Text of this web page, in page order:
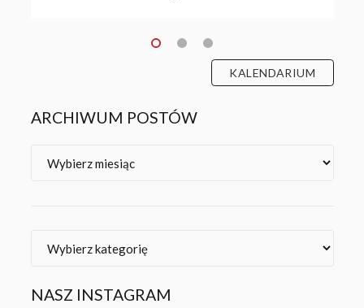
KALENDARIUM
ARCHIWUM POSTÓW
NASZ INSTAGRAM